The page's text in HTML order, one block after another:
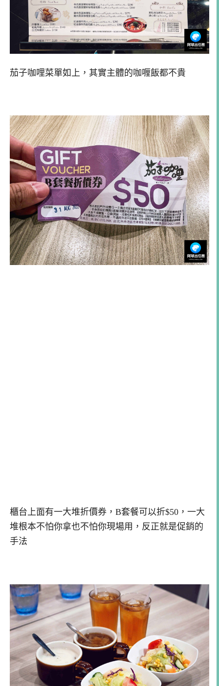
茄子咖哩菜單如上，其實主體的咖喱飯都不貴
櫃台上面有一大堆折價券，B套餐可以折$50，一大
堆根本不怕你拿也不怕你現場用，反正就是促銷的
手法